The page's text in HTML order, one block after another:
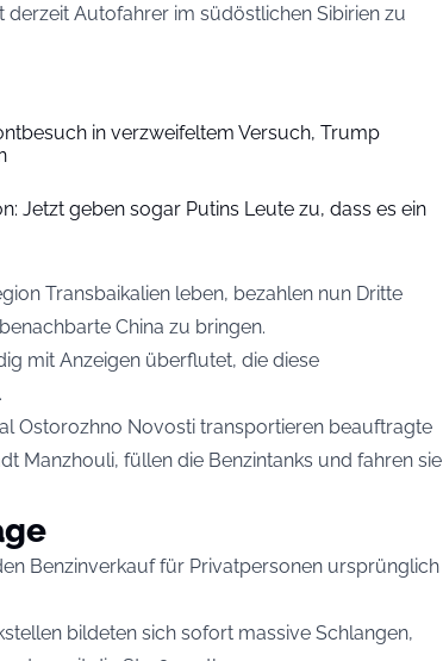
derzeit Autofahrer im südöstlichen Sibirien zu
in verzweifeltem Versuch, Trump
Jetzt geben sogar Putins Leute zu, dass es ein
Transbaikalien leben, bezahlen nun Dritte
China zu bringen.
mit Anzeigen überflutet, die diese
Ostorozhno Novosti transportieren beauftragte
Manzhouli, füllen die Benzintanks und fahren sie
Benzinverkauf für Privatpersonen ursprünglich
bildeten sich sofort massive Schlangen,